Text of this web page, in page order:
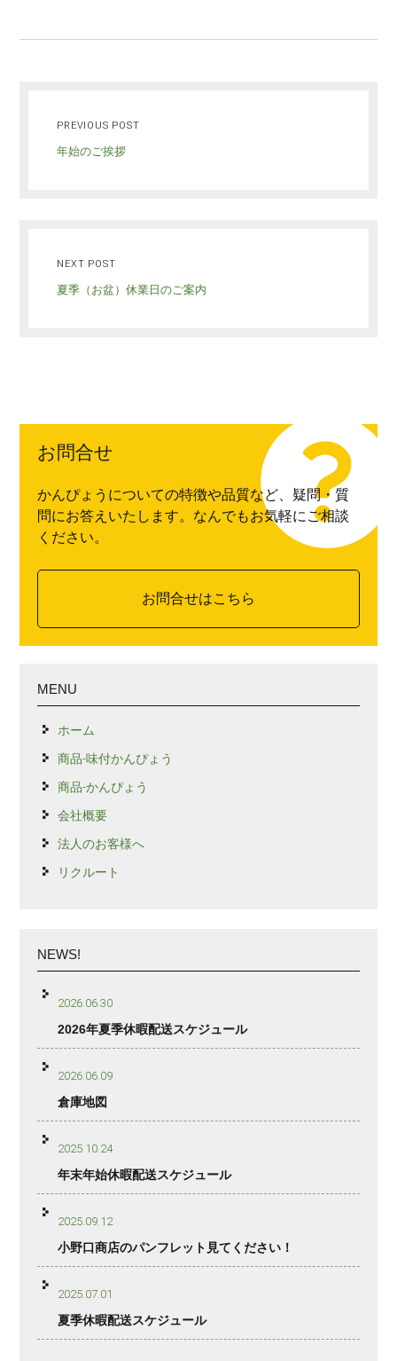
PREVIOUS POST
年始のご挨拶
NEXT POST
夏季（お盆）休業日のご案内
お問合せ
かんぴょうについての特徴や品質など、疑問・質
問にお答えいたします。なんでもお気軽にご相談
ください。
お問合せはこちら
MENU
ホーム
商品-味付かんぴょう
商品-かんぴょう
会社概要
法人のお客様へ
リクルート
NEWS!
2026.06.30
2026年夏季休暇配送スケジュール
2026.06.09
倉庫地図
2025.10.24
年末年始休暇配送スケジュール
2025.09.12
小野口商店のパンフレット見てください！
2025.07.01
夏季休暇配送スケジュール